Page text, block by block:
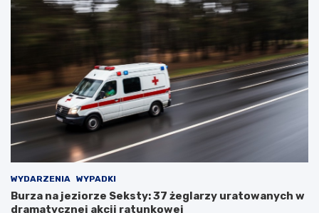
WYDARZENIA WYPADKI
Burza na jeziorze Seksty: 37 żeglarzy uratowanych w
dramatycznej akcji ratunkowej